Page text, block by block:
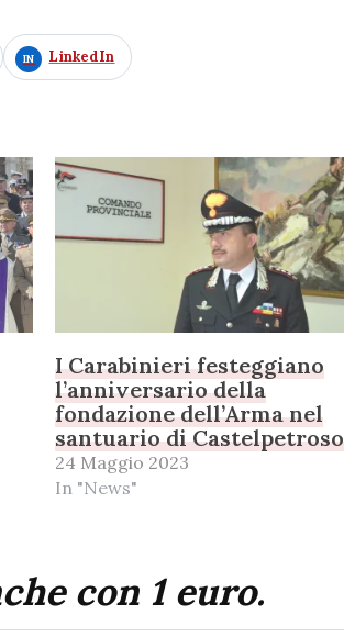
LinkedIn
I Carabinieri festeggiano
l’anniversario della
fondazione dell’Arma nel
santuario di Castelpetroso
24 Maggio 2023
In "News"
con 1 euro.